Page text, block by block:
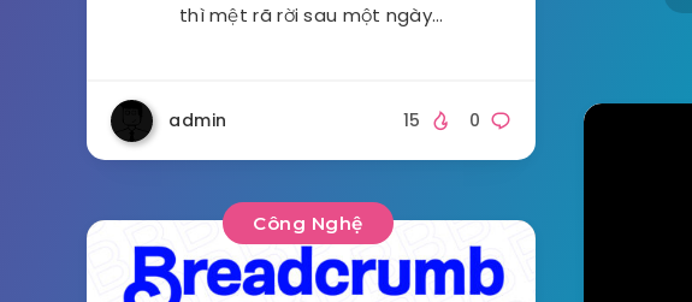
thì mệt rã rời sau một ngày…
admin 0
15
Công Nghệ